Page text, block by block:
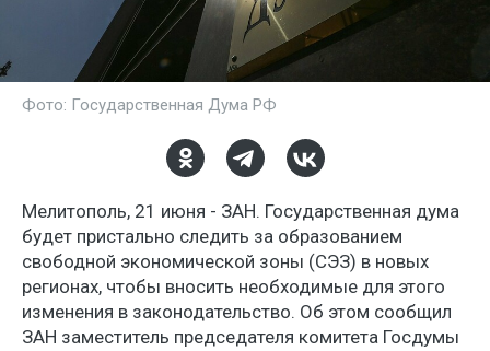
Фото: Государственная Дума РФ
Мелитополь, 21 июня - ЗАН. Государственная дума
будет пристально следить за образованием
свободной экономической зоны (СЭЗ) в новых
регионах, чтобы вносить необходимые для этого
изменения в законодательство. Об этом сообщил
ЗАН заместитель председателя комитета Госдумы